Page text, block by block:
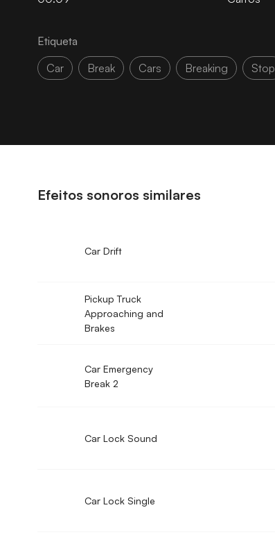
Etiqueta
Car
Break Cars Breaking Stop
Efeitos sonoros similares
Car Drift
Pickup Truck
Approaching and
Brakes
Car Emergency
Break 2
Car Lock Sound
Car Lock Single